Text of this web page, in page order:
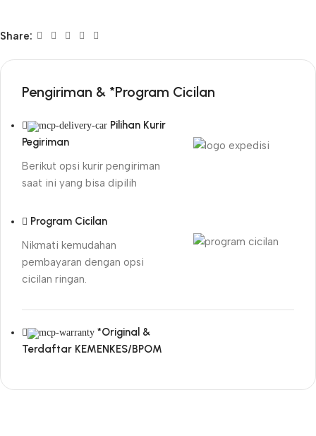
Share:
Pengiriman & *Program Cicilan
Pilihan Kurir
Pegiriman
Berikut opsi kurir pengiriman
saat ini yang bisa dipilih
Program Cicilan
Nikmati kemudahan
pembayaran dengan opsi
cicilan ringan.
*Original &
Terdaftar KEMENKES/BPOM